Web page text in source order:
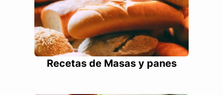
Recetas de Masas y panes